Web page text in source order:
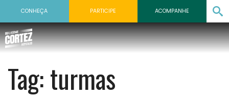
CONHEÇA PARTICIPE ACOMPANHE
Tag:turmas